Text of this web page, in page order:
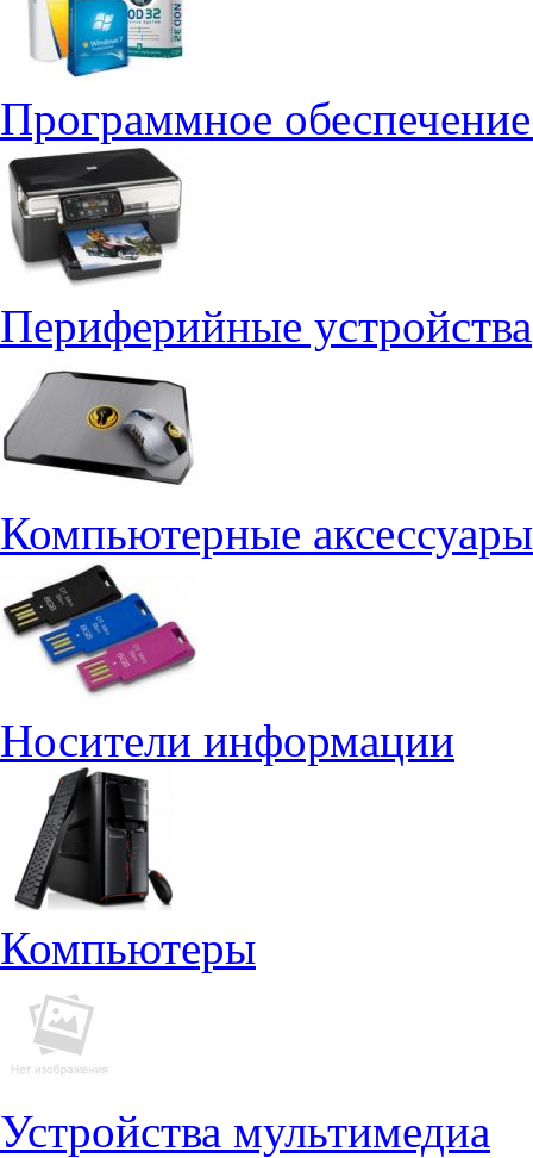
Программное
Периферийные устройства
Компьютерные аксессуары
Носители информации
Компьютеры
Устройства мультимедиа